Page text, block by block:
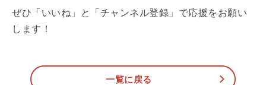
ぜひ「いいね」と「チャンネル登録」で応援をお願い
します！
一覧に戻る